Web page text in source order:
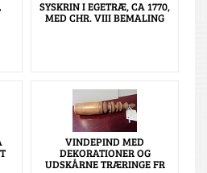
SYSKRIN I EGETRÆ, CA 1770,
MED CHR. VIII BEMALING
VINDEPIND MED
DEKORATIONER OG
UDSKÅRNE TRÆRINGE FR